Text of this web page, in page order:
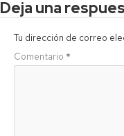
Deja una
Tu dirección de correo
Comentario *